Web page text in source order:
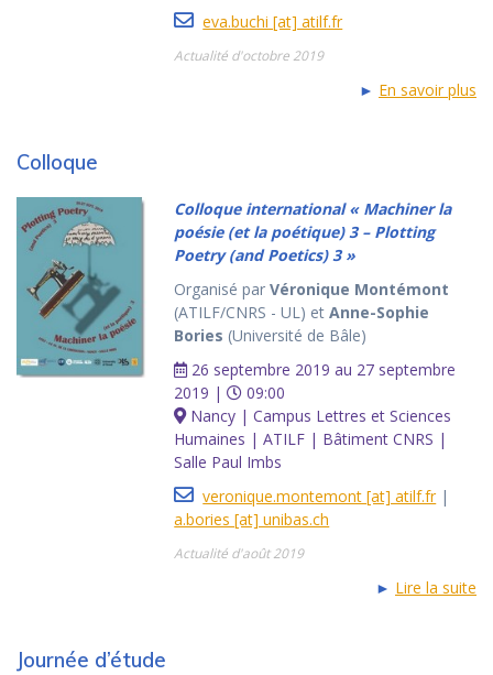
eva.buchi [at] atilf.fr
Actualité d'octobre 2019
► En savoir plus
Colloque
Colloque international « Machiner la
poésie (et la poétique) 3 – Plotting
Poetry (and Poetics) 3 »
Organisé parVéronique Montémont
(ATILF/CNRS - UL) etAnne-Sophie
Bories (Université de Bâle)
26 septembre 2019 au 27 septembre
2019 |
09:00
Nancy | Campus Lettres et Sciences
Humaines | ATILF | Bâtiment CNRS |
Salle Paul Imbs
veronique.montemont [at] atilf.fr|
a.bories [at] unibas.ch
Actualité d'août 2019
► Lire la suite
Journée d’étude